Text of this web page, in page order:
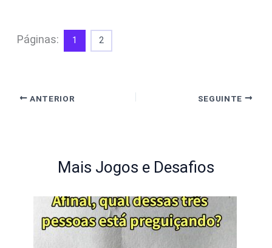
Páginas: 1 2
ANTERIOR SEGUINTE
Mais Jogos e Desafios